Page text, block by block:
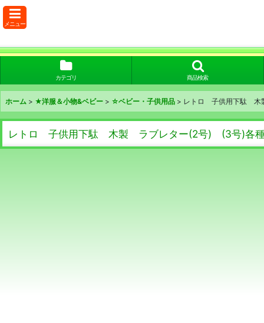
メニュー
カテゴリ 商品検索
ホーム > ★洋服＆小物&ベビー > ☆ベビー・子供用品 > レトロ 子供用下駄
レトロ 子供用下駄 木製 ラブレター(2号) (3号)各